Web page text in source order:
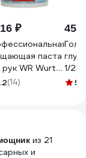
₽
паста
рук WR Wurth
11 л
(14)
451
1/
5
из 21
и